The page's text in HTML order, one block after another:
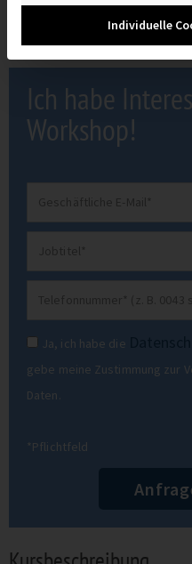
Ich habe
Workshop!
E-
Datenschutz
Ja, ich habe die
gebe meine Zustimmung zur
Daten.
*Pflichtfeld
Individuelle